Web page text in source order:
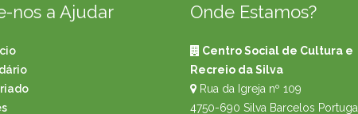
nos a Ajudar Onde Estamos?
Centro Social de Cultura e
Recreio da Silva
Rua da Igreja nº 109
4750-690 Silva Barcelos Portugal